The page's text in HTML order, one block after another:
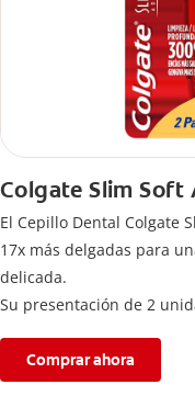
Colgate Slim Soft
El Cepillo Dental Colgate
17x más delgadas para
delicada.
Su presentación de 2
Comprar ahora